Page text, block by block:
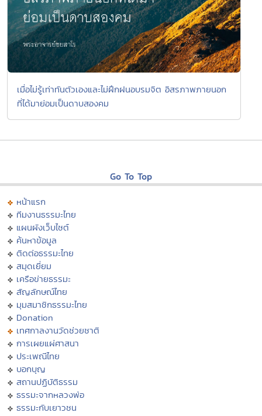
เมื่อไม่รู้เท่าทันตัวเองและไม่ฝึกฝนอบรมจิต อิสรภาพภายนอก
ที่ได้มาย่อมเป็นดาบสองคม
Go To Top
หน้าแรก
ทีมงานธรรมะไทย
แผนผังเว็บไซต์
ค้นหาข้อมูล
ติดต่อธรรมะไทย
สมุดเยี่ยม
เครือข่ายธรรมะ
สัญลักษณ์ไทย
มุมสมาชิกธรรมะไทย
Donation
เทศกาลงานวัดช่วยชาติ
การเผยแผ่ศาสนา
ประเพณีไทย
บอกบุญ
สถานปฏิบัติธรรม
ธรรมะจากหลวงพ่อ
ธรรมะกับเยาวชน